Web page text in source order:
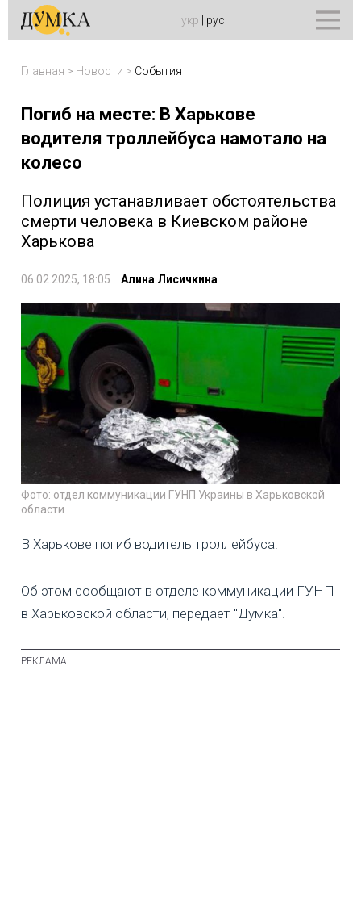
укр рус
Главная > Новости > События
Погиб на месте: В Харькове
водителя троллейбуса намотало на
колесо
Полиция устанавливает обстоятельства
смерти человека в Киевском районе
Харькова
06.02.2025, 18:05 Алина Лисичкина
Фото: отдел коммуникации ГУНП Украины в Харьковской
области
В Харькове погиб водитель троллейбуса.
Об этом сообщают в отделе коммуникации ГУНП
в Харьковской области, передает "Думка".